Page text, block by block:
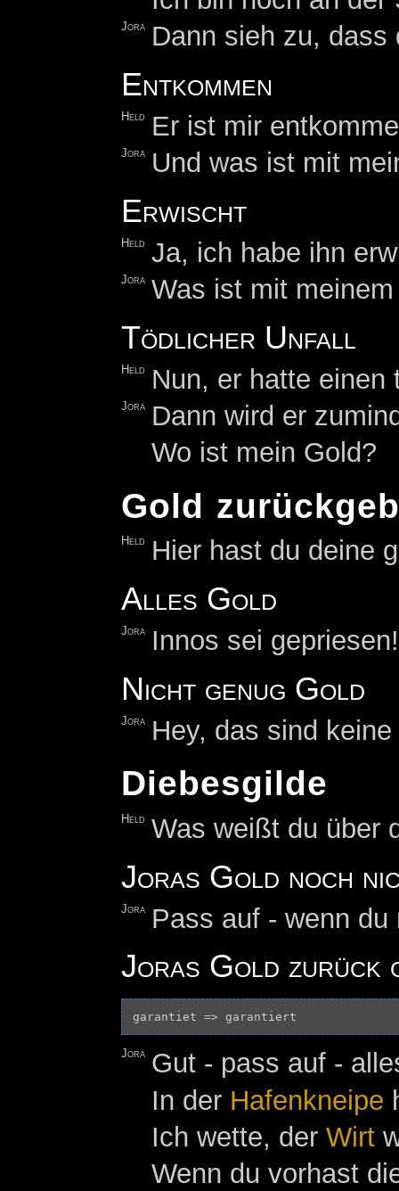
Jora Dann sieh zu,
Entkommen
Held Er ist mir
Jora Und was ist mit
Erwischt
Held Ja, ich habe ihn
Jora Was ist mit
Tödlicher Unfall
Held Nun, er hatte einen
Jora
Dann wird er
Wo ist mein Gold?
Gold
Held Hier hast du deine
Alles Gold
Jora Innos sei
Nicht genug Gold
Jora Hey, das sind
Diebesgilde
Held Was weißt du über
Joras Gold noch
Jora Pass auf - wenn
Joras Gold zurück
Jora Gut - pass auf -
In der Hafenkneipe
Ich wette, derWirt
Wenn du vorhast